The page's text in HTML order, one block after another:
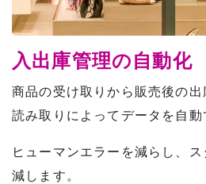
入出庫管理の自動化
商品の受け取りから販売後の
読み取りによってデータを自動
ヒューマンエラーを減らし、
減します。